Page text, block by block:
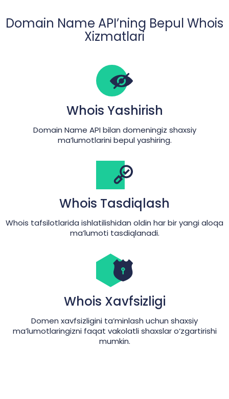
Domain Name API’ning Bepul Whois
Xizmatlari
Whois Yashirish
Domain Name API bilan domeningiz shaxsiy
ma’lumotlarini bepul yashiring.
Whois Tasdiqlash
Whois tafsilotlarida ishlatilishidan oldin har bir yangi aloqa
ma’lumoti tasdiqlanadi.
Whois Xavfsizligi
Domen xavfsizligini ta’minlash uchun shaxsiy
ma’lumotlaringizni faqat vakolatli shaxslar o‘zgartirishi
mumkin.